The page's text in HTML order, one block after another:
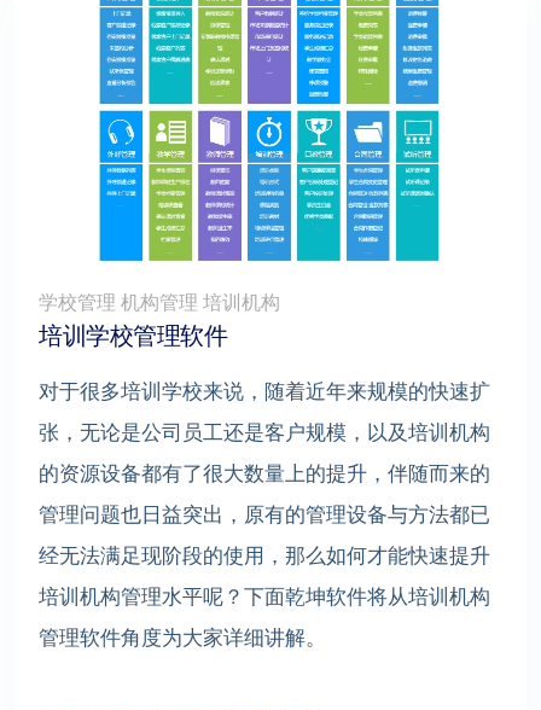
学校管理 机构管理 培训机构
培训学校管理软件
对于很多培训学校来说，随着近年来规模的快速扩
张，无论是公司员工还是客户规模，以及培训机构
的资源设备都有了很大数量上的提升，伴随而来的
管理问题也日益突出，原有的管理设备与方法都已
经无法满足现阶段的使用，那么如何才能快速提升
培训机构管理水平呢？下面乾坤软件将从培训机构
管理软件角度为大家详细讲解。